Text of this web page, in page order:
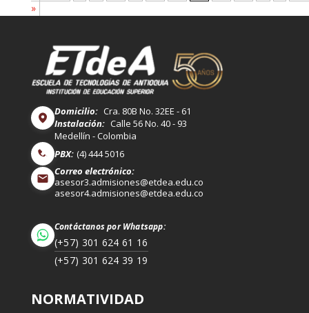
»
Domicilio: Cra. 80B No. 32EE - 61
Instalación: Calle 56 No. 40 - 93
Medellín - Colombia
PBX: (4) 444 5016
Correo electrónico:
asesor3.admisiones@etdea.edu.co
asesor4.admisiones@etdea.edu.co
Contáctanos por Whatsapp:
(+57) 301 624 61 16
(+57) 301 624 39 19
NORMATIVIDAD